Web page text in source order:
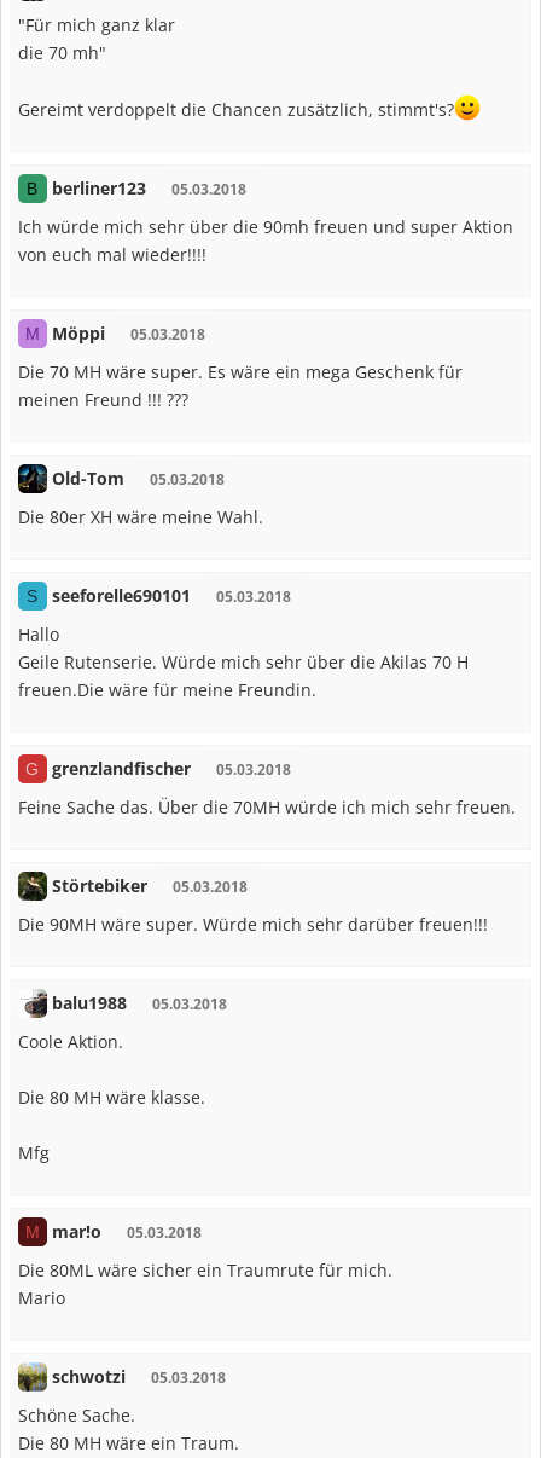
"Für mich ganz klar
die 70 mh"
Gereimt verdoppelt die Chancen zusätzlich, stimmt's?
B berliner123 05.03.2018
Ich würde mich sehr über die 90mh freuen und super Aktion
von euch mal wieder!!!!
M Möppi 05.03.2018
Die 70 MH wäre super. Es wäre ein mega Geschenk für
meinen Freund !!! ???
Old-Tom 05.03.2018
Die 80er XH wäre meine Wahl.
S seeforelle690101 05.03.2018
Hallo
Geile Rutenserie. Würde mich sehr über die Akilas 70 H
freuen.Die wäre für meine Freundin.
G grenzlandfischer 05.03.2018
Feine Sache das. Über die 70MH würde ich mich sehr freuen.
Störtebiker 05.03.2018
Die 90MH wäre super. Würde mich sehr darüber freuen!!!
balu1988 05.03.2018
Coole Aktion.
Die 80 MH wäre klasse.
Mfg
M mar!o 05.03.2018
Die 80ML wäre sicher ein Traumrute für mich.
Mario
schwotzi 05.03.2018
Schöne Sache.
Die 80 MH wäre ein Traum.